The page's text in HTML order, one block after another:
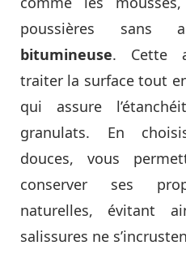
poussières
bitumineuse. Cette
traiter la surface tout
qui assure
granulats. En
douces, vous
conserver ses
naturelles, évitant
salissures ne